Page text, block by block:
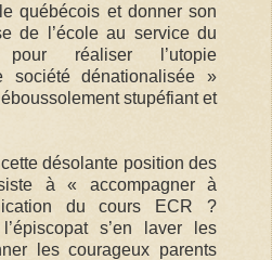
québécois et donner son
de l’école au service du
pour réaliser l’utopie
société dénationalisée »
stupéfiant et
désolante position des
à « accompagner à
du cours ECR ?
s’en laver les
les courageux parents